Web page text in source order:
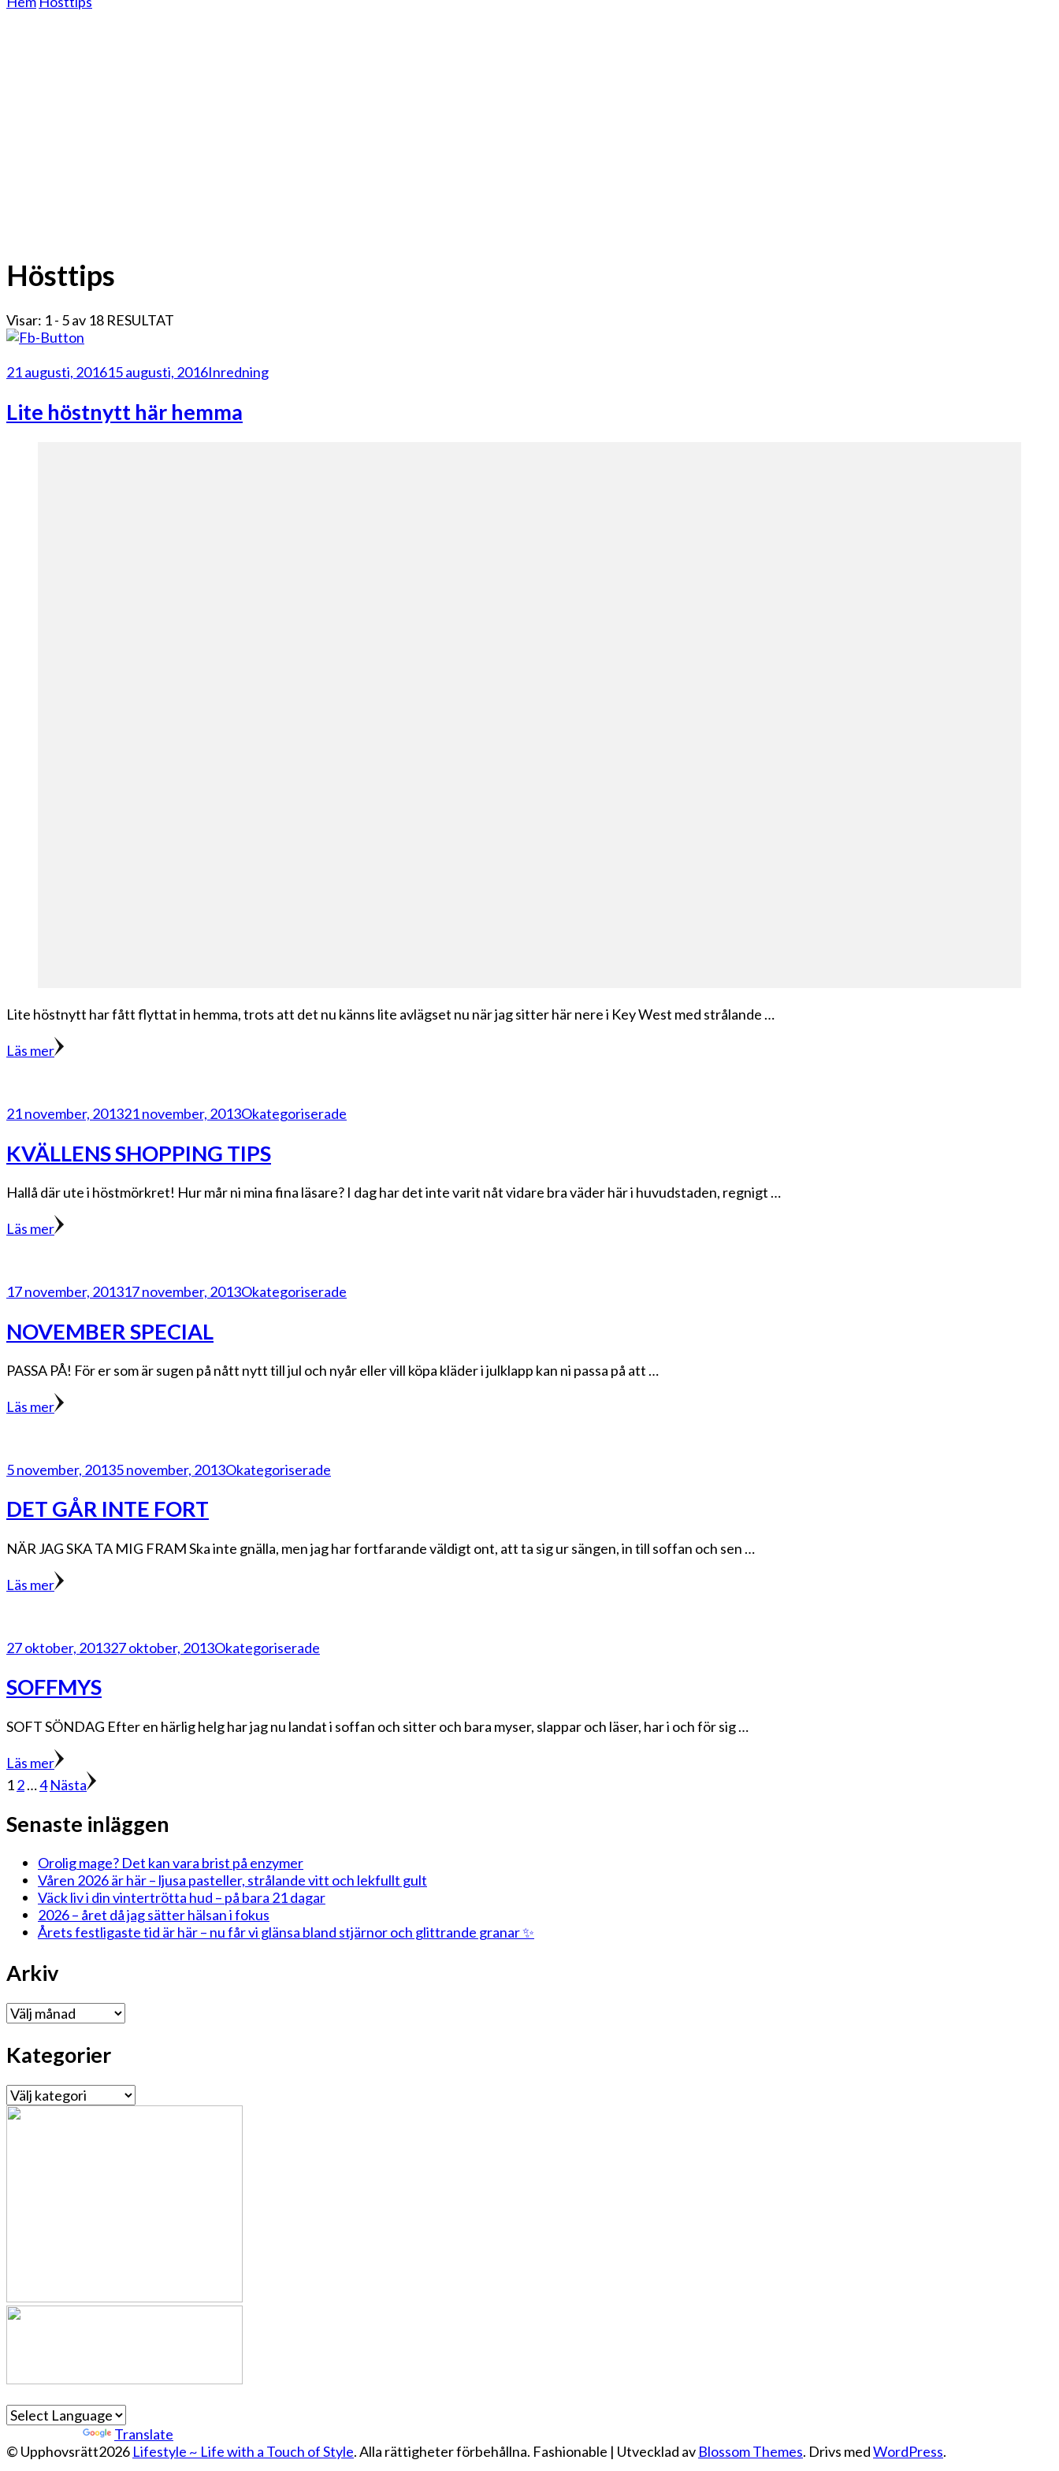
Hösttips
Visar: 1 - 5 av 18 RESULTAT
21 augusti, 201615 augusti, 2016Inredning
Lite höstnytt här hemma
Lite höstnytt har fått flyttat in hemma, trots att det nu känns lite avlägset nu när jag sitter här nere i Key West med strålande …
Läs mer
21 november, 201321 november, 2013Okategoriserade
KVÄLLENS SHOPPING TIPS
Hallå där ute i höstmörkret! Hur mår ni mina fina läsare? I dag har det inte varit nåt vidare bra väder här i huvudstaden, regnigt …
Läs mer
17 november, 201317 november, 2013Okategoriserade
NOVEMBER SPECIAL
PASSA PÅ! För er som är sugen på nått nytt till jul och nyår eller vill köpa kläder i julklapp kan ni passa på att …
Läs mer
5 november, 20135 november, 2013Okategoriserade
DET GÅR INTE FORT
NÄR JAG SKA TA MIG FRAM Ska inte gnälla, men jag har fortfarande väldigt ont, att ta sig ur sängen, in till soffan och sen …
Läs mer
27 oktober, 201327 oktober, 2013Okategoriserade
SOFFMYS
SOFT SÖNDAG Efter en härlig helg har jag nu landat i soffan och sitter och bara myser, slappar och läser, har i och för sig …
Läs mer
Sidnumrering
inlägg
Sida
1Sida
2… Sida
4 Nästa
Senaste inläggen
Orolig mage? Det kan vara brist på enzymer
Våren 2026 är här – ljusa pasteller, strålande vitt och lekfullt gult
Väck liv i din vintertrötta hud – på bara 21 dagar
2026 – året då jag sätter hälsan i fokus
Årets festligaste tid är här – nu får vi glänsa bland stjärnor och glittrande granar ✨
Arkiv
Arkiv
Kategorier
Kategorier
Translate
© Upphovsrätt2026 Lifestyle ~ Life with a Touch of Style. Alla rättigheter förbehållna. Fashionable | Utvecklad av Blossom Themes. Drivs medWordPress.